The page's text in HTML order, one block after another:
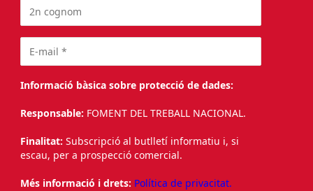
Informació bàsica sobre protecció de dades:
Responsable: FOMENT DEL TREBALL NACIONAL.
Finalitat: Subscripció al butlletí informatiu i, si
escau, per a prospecció comercial.
Més informació i drets: Política de privacitat.